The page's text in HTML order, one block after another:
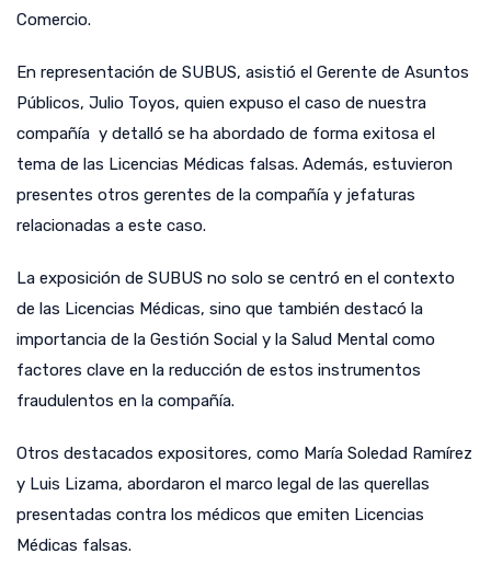
Comercio.
En representación de SUBUS, asistió el Gerente de Asuntos
Públicos, Julio Toyos, quien expuso el caso de nuestra
compañía y detalló se ha abordado de forma exitosa el
tema de las Licencias Médicas falsas. Además, estuvieron
presentes otros gerentes de la compañía y jefaturas
relacionadas a este caso.
La exposición de SUBUS no solo se centró en el contexto
de las Licencias Médicas, sino que también destacó la
importancia de la Gestión Social y la Salud Mental como
factores clave en la reducción de estos instrumentos
fraudulentos en la compañía.
Otros destacados expositores, como María Soledad Ramírez
y Luis Lizama, abordaron el marco legal de las querellas
presentadas contra los médicos que emiten Licencias
Médicas falsas.